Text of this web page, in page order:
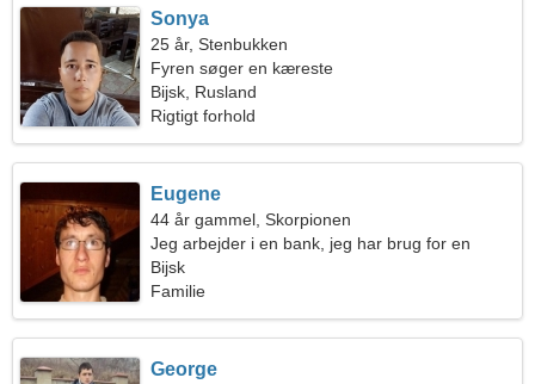
Sonya
25 år, Stenbukken
Fyren søger en kæreste
Bijsk, Rusland
Rigtigt forhold
Eugene
44 år gammel, Skorpionen
Jeg arbejder i en bank, jeg har brug for en
omgængelig kvinde
Bijsk
Familie
George